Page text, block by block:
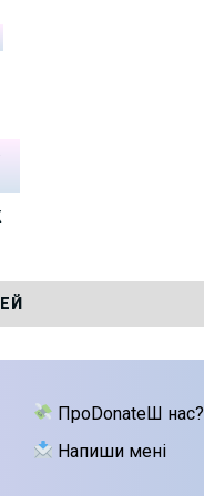
ПроDonateШ нас?
Напиши мені